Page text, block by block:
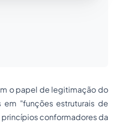
o papel de legitimação do
em "funções estruturais de
conformadores da